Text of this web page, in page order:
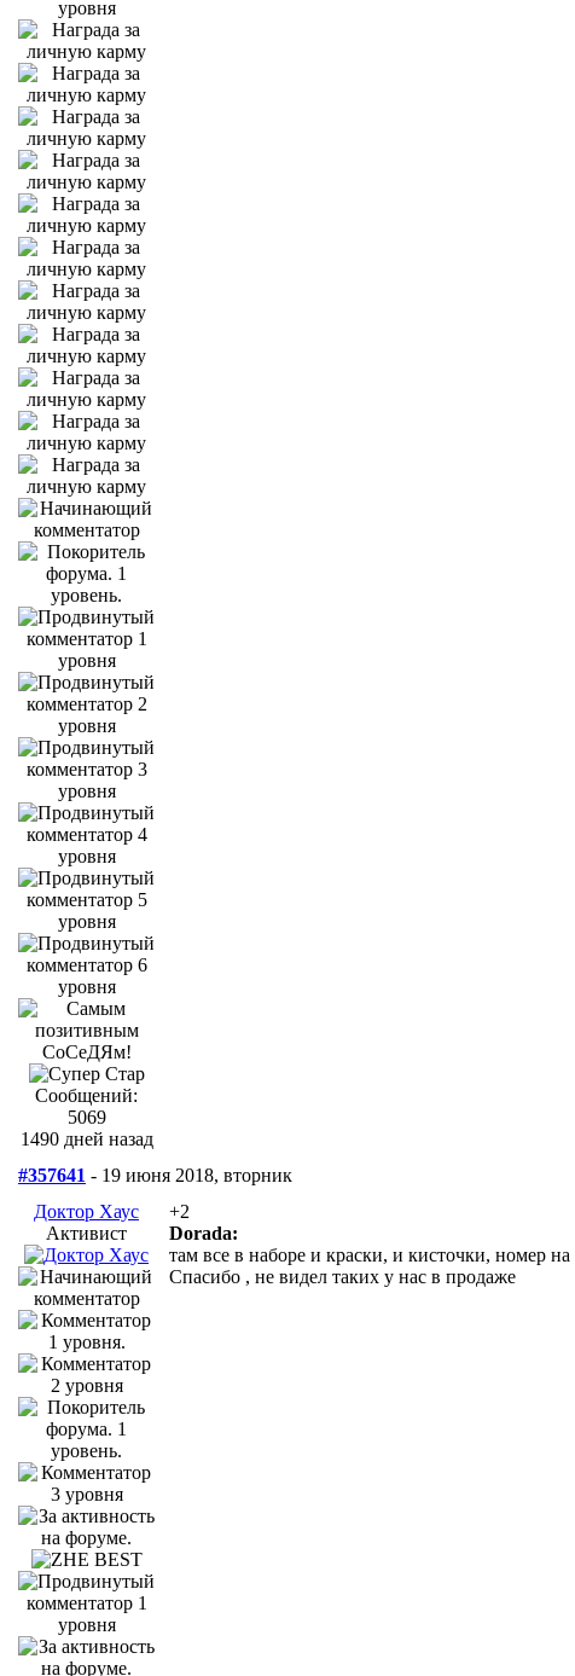
Сообщений:
5069
1490 дней назад
#357641 - 19 июня 2018, вторник
Доктор Хаус
Активист
+2
Dorada:
там все в наборе и краски, и кисточки, номер
Спасибо , не видел таких у нас в продаже